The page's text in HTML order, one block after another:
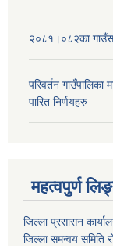
२०८१।०८२का
परिवर्तन
पारित निर्णयहरु
महत्वपुर्ण
जिल्ला प्रसासन
जिल्ला समन्वय समिति